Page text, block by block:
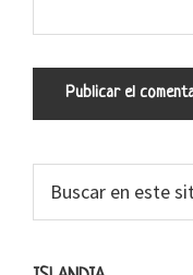
Barra
lateral
este